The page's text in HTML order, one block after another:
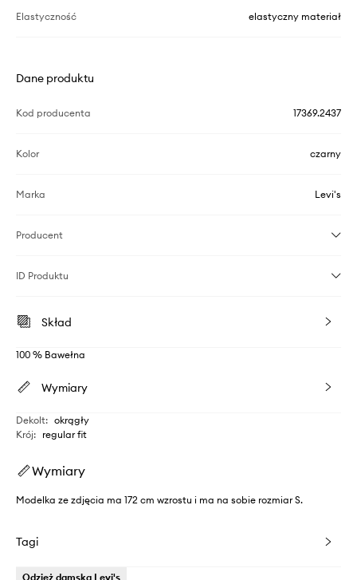
Elastyczność elastyczny materiał
Dane produktu
Kod producenta 17369.2437
Kolor czarny
Marka Levi's
Producent
ID Produktu
Skład
100 % Bawełna
Wymiary
Dekolt: okrągły
Krój: regular fit
Wymiary
Modelka ze zdjęcia ma 172 cm wzrostu i ma na sobie rozmiar S.
Tagi
Odzież damska Levi's